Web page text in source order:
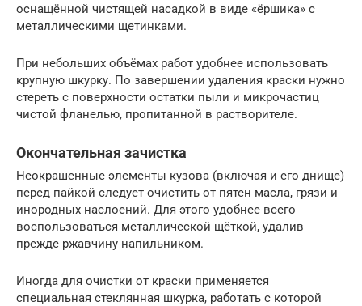
оснащённой чистящей насадкой в виде «ёршика» с
металлическими щетинками.
При небольших объёмах работ удобнее использовать
крупную шкурку. По завершении удаления краски нужно
стереть с поверхности остатки пыли и микрочастиц
чистой фланелью, пропитанной в растворителе.
Окончательная зачистка
Неокрашенные элементы кузова (включая и его днище)
перед пайкой следует очистить от пятен масла, грязи и
инородных наслоений. Для этого удобнее всего
воспользоваться металлической щёткой, удалив
прежде ржавчину напильником.
Иногда для очистки от краски применяется
специальная стеклянная шкурка, работать с которой